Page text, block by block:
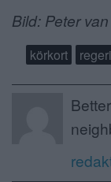
Bild: Peter
körkort
Better